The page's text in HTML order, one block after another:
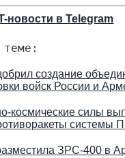
новости в Telegram
создание
войск России и
космические силы
системы
ЗРС-400 в